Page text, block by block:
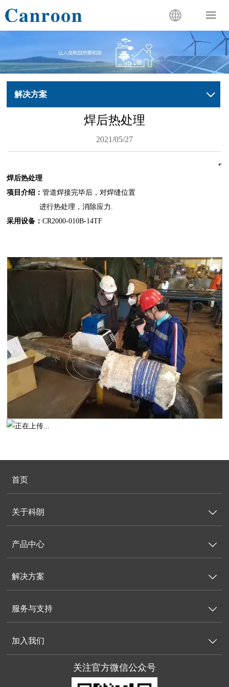
 
解决方案 
焊后热处理
2021/05/27
焊后热处理
项目介绍：管道焊接完毕后，对焊缝位置
进行热处理，消除应力 .
采用设备：CR2000-010B-14TF
首页
关于科朗 
产品中心 
解决方案 
服务与支持 
加入我们 
关注官方微信公众号